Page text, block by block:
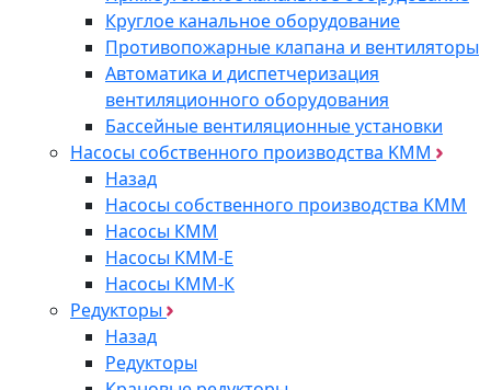
Круглое канальное оборудование
Противопожарные клапана и вентиляторы
Автоматика и диспетчеризация
вентиляционного оборудования
Бассейные вентиляционные установки
Насосы собственного производства KMM
Назад
Насосы собственного производства KMM
Насосы КММ
Насосы КММ-Е
Насосы КММ-К
Редукторы
Назад
Редукторы